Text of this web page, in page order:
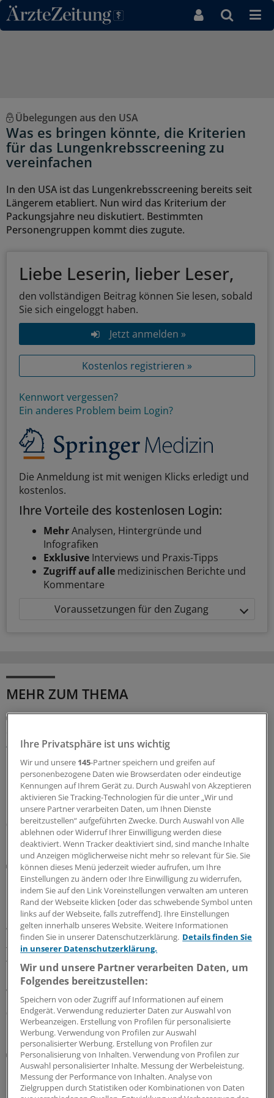
Direkt zum Inhaltsbereich
Übelegungen aus den USA
Was es bringen könnte, die Kriterien
für das Lungenkrebsscreening zu
vereinfachen
In den USA ist das Lungenkrebsscreening bereits seit
Längerem etabliert. Nun wird das Kriterium der
Packungsjahre neu diskutiert. Bestimmten
Personengruppen kommt dies zugute.
Liebe Leserin, lieber Leser,
den vollständigen Beitrag können Sie lesen, sobald
Sie sich eingeloggt haben.
Jetzt anmelden »
Kostenlos registrieren »
Kennwort vergessen?
Ein anderes Problem beim Login?
Die Anmeldung ist mit wenigen Klicks erledigt und
kostenlos.
Ihre Vorteile des kostenlosen Login:
MehrAnalysen, Hintergründe und
Infografiken
Exklusive Interviews und Praxis-Tipps
Zugriff auf alle medizinischen Berichte und
Kommentare
Voraussetzungen für den Zugang
MEHR ZUM THEMA
Update 2026
Änderungen
Die S3-Leitlinie „Prävention, Diagnostik, Therapie und
Nachsorge des Lungenkarzinoms“ wurde aktualisiert.
Professor Wolfgang Schütte erläutert, was für
Hausärztinnen und Hausärzte wichtig ist.
05.08.2026
Galenus-Kandidat 2026
Bispezifischer T-Zell-Engager bei kleinzelligem
Lungenkarzinom
Beim fortgeschrittenen kleinzelligen Lungenkarzinom
gibt es für vorbehandelte Betroffene wenig Optionen.
Der bispezifische T-Zell-Engager Tarlatamab bringt
Tumor- und T-Zellen zueinander und kann so eine
Tumorzelllyse auslösen. In Studien konnte es das
Gesamtüberleben gegenüber Chemotherapie
verlängern.
03.08.2026
Coronavirus
Forschungsteam: COVID-19-Infektion kann
Lungenkrebsrisiko erhöhen
Ihre Privatsphäre ist uns wichtig
Wir und unsere 145-Partner speichern und greifen auf
personenbezogene Daten wie Browserdaten oder eindeutige
Kennungen auf Ihrem Gerät zu. Durch Auswahl von Akzeptieren
aktivieren Sie Tracking-Technologien für die unter „Wir und
unsere Partner verarbeiten Daten, um Ihnen Dienste
bereitzustellen“ aufgeführten Zwecke. Durch Auswahl von Alle
ablehnen oder Widerruf Ihrer Einwilligung werden diese
deaktiviert. Wenn Tracker deaktiviert sind, sind manche Inhalte
und Anzeigen möglicherweise nicht mehr so relevant für Sie. Sie
können dieses Menü jederzeit wieder aufrufen, um Ihre
Einstellungen zu ändern oder Ihre Einwilligung zu widerrufen,
indem Sie auf den Link Voreinstellungen verwalten am unteren
Rand der Webseite klicken [oder das schwebende Symbol unten
links auf der Webseite, falls zutreffend]. Ihre Einstellungen
gelten innerhalb unseres Website. Weitere Informationen
finden Sie in unserer Datenschutzerklärung. Details finden Sie
in unserer Datenschutzerklärung.
Wir und unsere Partner verarbeiten Daten, um
Folgendes bereitzustellen:
Speichern von oder Zugriff auf Informationen auf einem
Endgerät. Verwendung reduzierter Daten zur Auswahl von
Werbeanzeigen. Erstellung von Profilen für personalisierte
Werbung. Verwendung von Profilen zur Auswahl
personalisierter Werbung. Erstellung von Profilen zur
Personalisierung von Inhalten. Verwendung von Profilen zur
Auswahl personalisierter Inhalte. Messung der Werbeleistung.
Messung der Performance von Inhalten. Analyse von
Zielgruppen durch Statistiken oder Kombinationen von Daten